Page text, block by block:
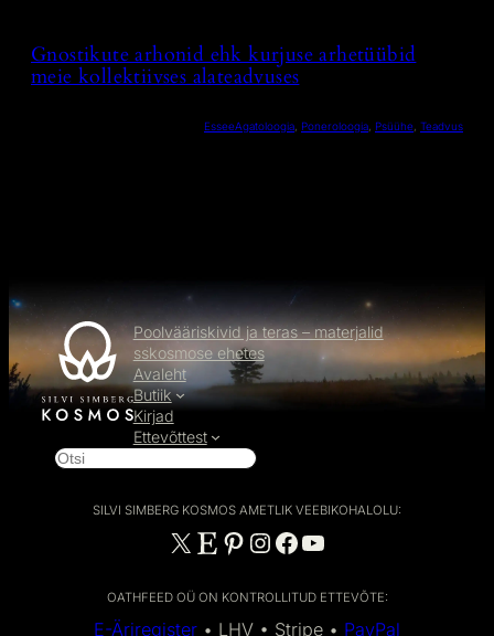
Gnostikute arhonid ehk kurjuse arhetüübid
meie kollektiivses alateadvuses
EsseeAgatoloogia Poneroloogia Psüühe Teadvus
Poolvääriskivid ja teras – materjalid
sskosmose ehetes
Avaleht
Butiik
Kirjad
Ettevõttest
SILVI SIMBERG KOSMOS AMETLIK VEEBIKOHALOLU:
X Etsy Pinterest Instagram Facebook YouTube
OATHFEED OÜ ON KONTROLLITUD ETTEVÕTE:
E-Äriregister • LHV • Stripe • PayPal